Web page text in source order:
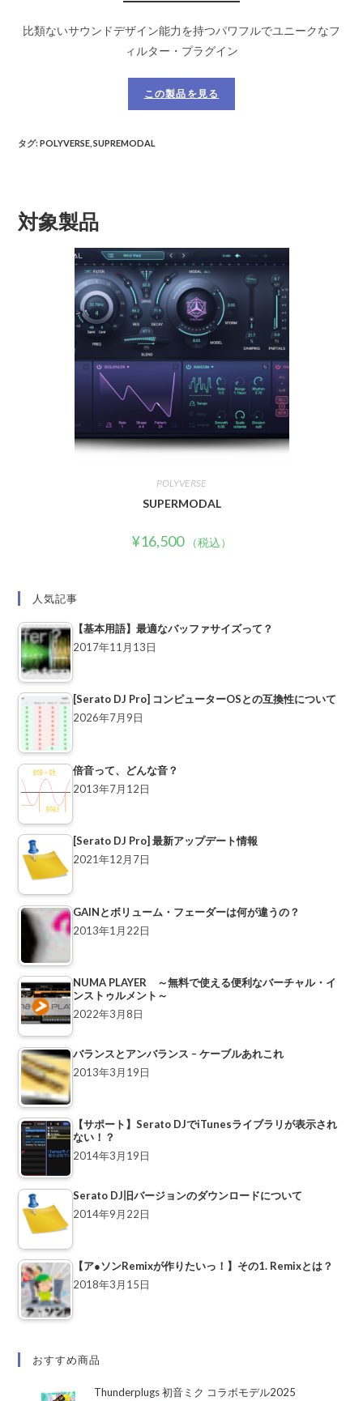
比類ないサウンドデザイン能力を持つパワフルでユニークなフ
ィルター・プラグイン
この製品を見る
タグ:POLYVERSE SUPREMODAL
対象製品
POLYVERSE
SUPERMODAL
¥16,500 （税込）
人気記事
【基本用語】最適なバッファサイズって？
2017年11月13日
[Serato DJ Pro] コンピューターOSとの互換性について
2026年7月9日
倍音って、どんな音？
2013年7月12日
[Serato DJ Pro] 最新アップデート情報
2021年12月7日
GAINとボリューム・フェーダーは何が違うの？
2013年1月22日
NUMA PLAYER ～無料で使える便利なバーチャル・イ
ンストゥルメント～
2022年3月8日
バランスとアンバランス – ケーブルあれこれ
2013年3月19日
【サポート】Serato DJでiTunesライブラリが表示され
ない！？
2014年3月19日
Serato DJ旧バージョンのダウンロードについて
2014年9月22日
【ア●ソンRemixが作りたいっ！】その1. Remixとは？
2018年3月15日
おすすめ商品
Thunderplugs 初音ミク コラボモデル2025